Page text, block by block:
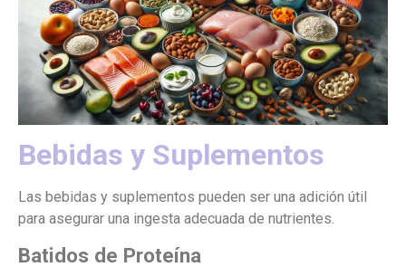
Bebidas y Suplementos
Las bebidas y suplementos pueden ser una adición útil
para asegurar una ingesta adecuada de nutrientes.
Batidos de Proteína